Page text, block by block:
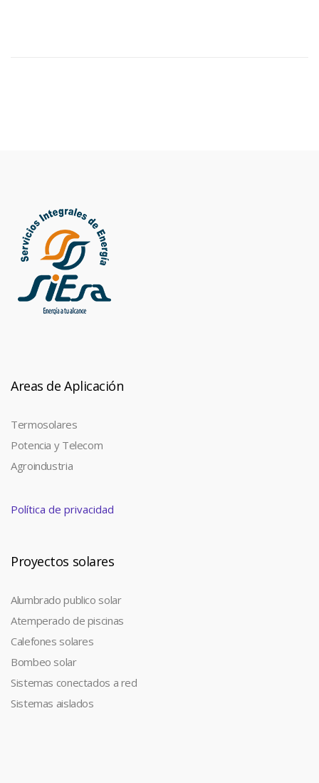
Areas de Aplicación
Termosolares
Potencia y Telecom
Agroindustria
Política de privacidad
Proyectos solares
Alumbrado publico solar
Atemperado de piscinas
Calefones solares
Bombeo solar
Sistemas conectados a red
Sistemas aislados